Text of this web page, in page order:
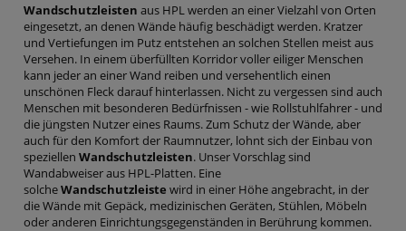
Wandschutzleisten aus HPL werden an einer Vielzahl von Orten
eingesetzt, an denen Wände häufig beschädigt werden. Kratzer
und Vertiefungen im Putz entstehen an solchen Stellen meist aus
Versehen. In einem überfüllten Korridor voller eiliger Menschen
kann jeder an einer Wand reiben und versehentlich einen
unschönen Fleck darauf hinterlassen. Nicht zu vergessen sind auch
Menschen mit besonderen Bedürfnissen - wie Rollstuhlfahrer - und
die jüngsten Nutzer eines Raums. Zum Schutz der Wände, aber
auch für den Komfort der Raumnutzer, lohnt sich der Einbau von
speziellen Wandschutzleisten. Unser Vorschlag sind
Wandabweiser aus HPL-Platten. Eine
solcheWandschutzleiste wird in einer Höhe angebracht, in der
die Wände mit Gepäck, medizinischen Geräten, Stühlen, Möbeln
oder anderen Einrichtungsgegenständen in Berührung kommen.